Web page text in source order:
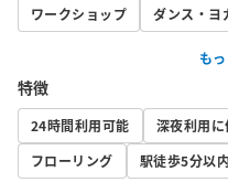
ず現地に到着できます。）
・大型鏡・光回線・
リングライト（三脚付）等を
・最大10名（椅子利用時は
ダンスレッスン、ヨガ、演技
ワークショップ
ダンス・ヨ
も
特徴
24時間利用可能 深夜利用に
フローリング
駅徒歩5分以内